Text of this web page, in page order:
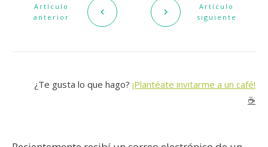
Artículo
anterior
Artículo
siguiente
¿Te gusta lo que hago? ¡Plantéate invitarme a un café!
☕️